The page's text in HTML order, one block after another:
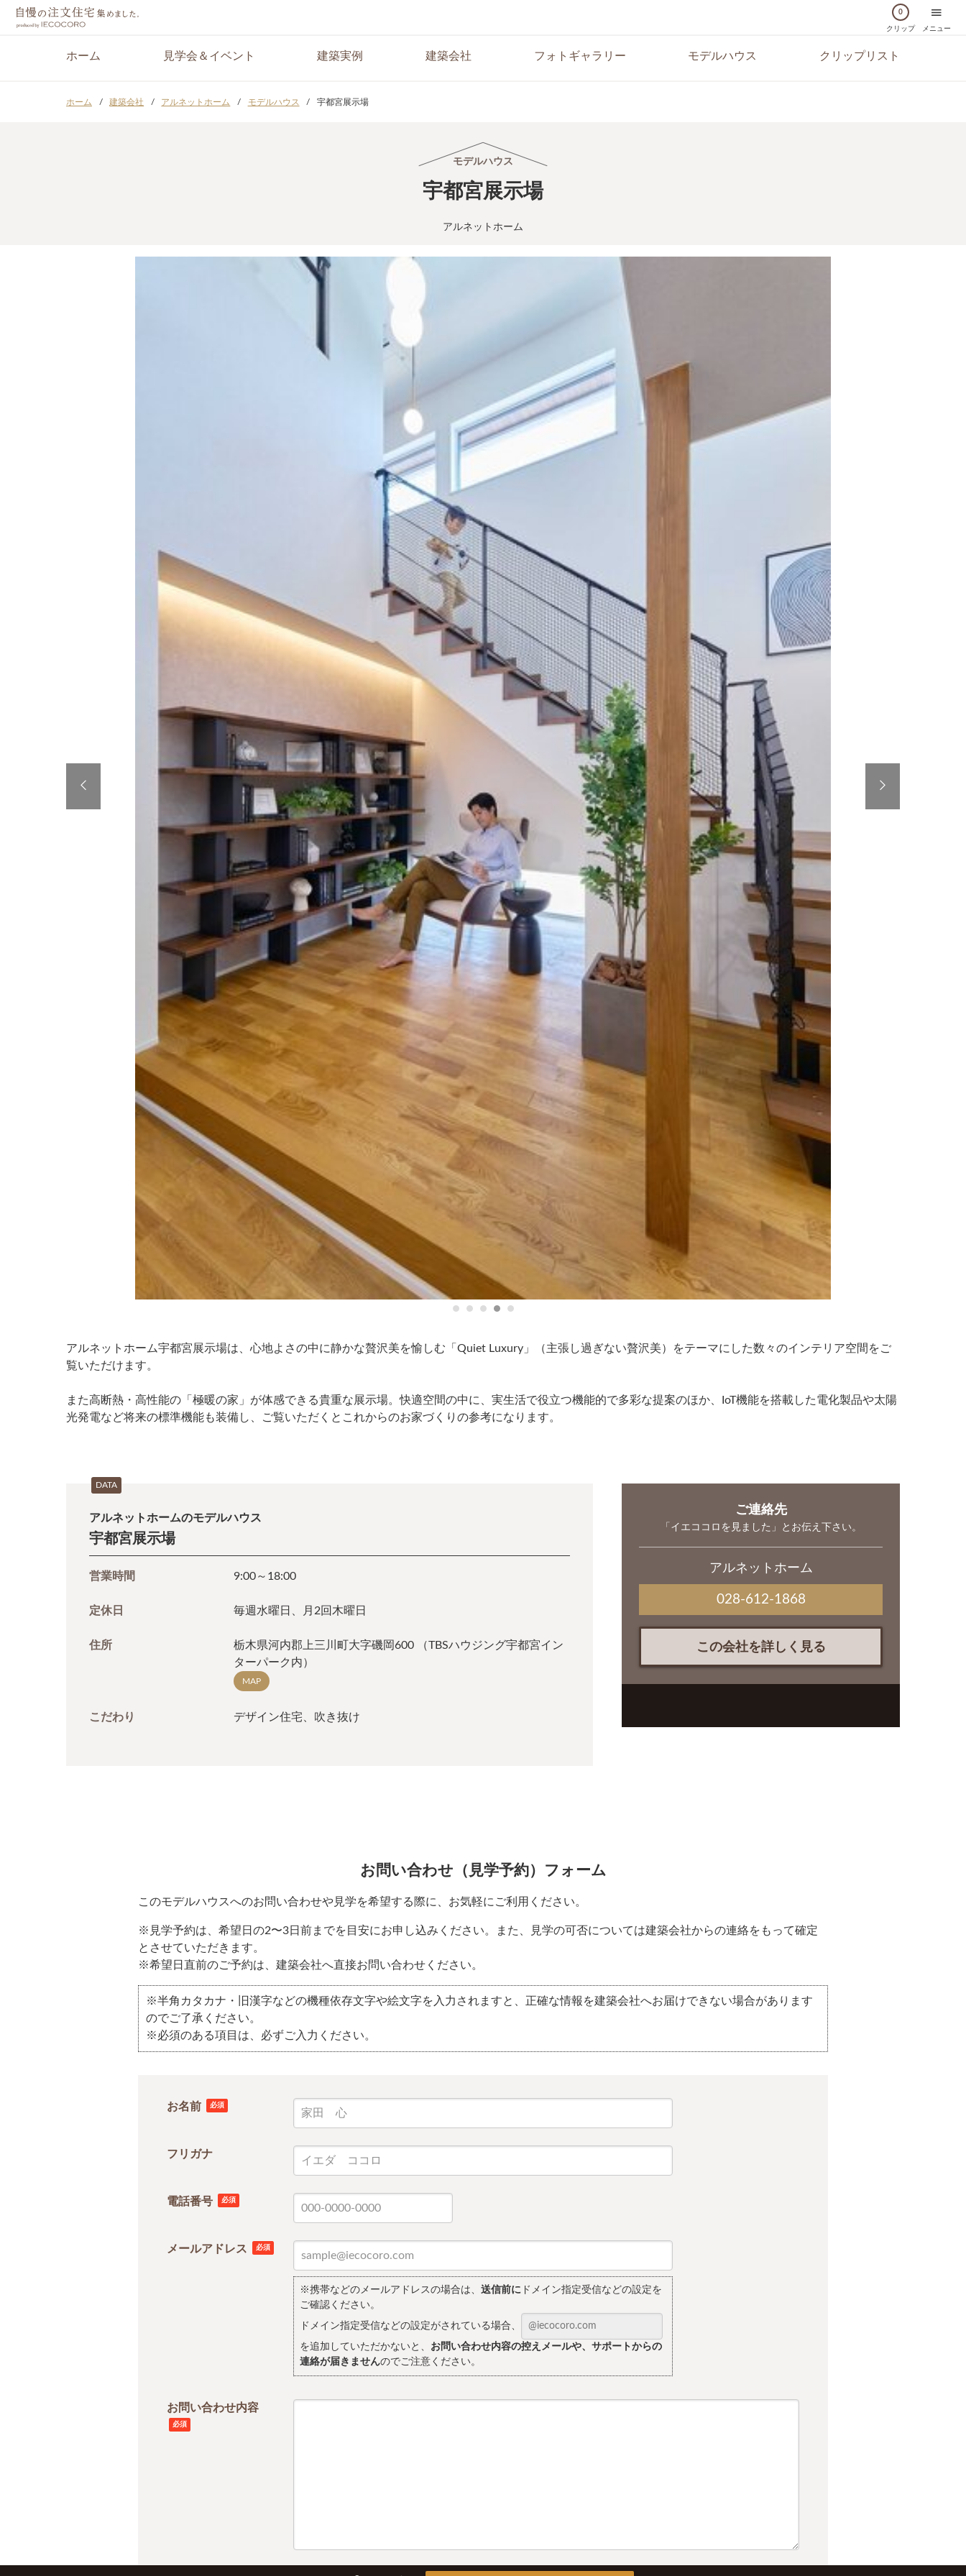
0
クリップ メニュー
ホーム 見学会＆イベント 建築実例 建築会社 フォトギャラリー モデルハウス クリップリスト
ホーム 建築会社 アルネットホーム モデルハウス 宇都宮展示場
モデルハウス
宇都宮展示場
アルネットホーム
アルネットホーム宇都宮展示場は、心地よさの中に静かな贅沢美を愉しむ「Quiet Luxury」（主張し過ぎない贅沢美）をテーマにした数々のインテリア空間をご
覧いただけます。
また高断熱・高性能の「極暖の家」が体感できる貴重な展示場。快適空間の中に、実生活で役立つ機能的で多彩な提案のほか、IoT機能を搭載した電化製品や太陽
光発電など将来の標準機能も装備し、ご覧いただくとこれからのお家づくりの参考になります。
DATA
アルネットホームのモデルハウス
宇都宮展示場
営業時間 9:00～18:00
定休日 毎週水曜日、月2回木曜日
住所
栃木県河内郡上三川町大字磯岡600 （TBSハウジング宇都宮イン
ターパーク内）
MAP
こだわり デザイン住宅、吹き抜け
ご連絡先
「イエココロを見ました」とお伝え下さい。
アルネットホーム
028-612-1868
この会社を詳しく見る
お問い合わせ（見学予約）フォーム
このモデルハウスへのお問い合わせや見学を希望する際に、お気軽にご利用ください。
※見学予約は、希望日の2〜3日前までを目安にお申し込みください。また、見学の可否については建築会社からの連絡をもって確定
とさせていただきます。
※希望日直前のご予約は、建築会社へ直接お問い合わせください。
※半角カタカナ・旧漢字などの機種依存文字や絵文字を入力されますと、正確な情報を建築会社へお届けできない場合があります
のでご了承ください。
※必須のある項目は、必ずご入力ください。
お名前 必須
フリガナ
電話番号 必須
メールアドレス 必須
※携帯などのメールアドレスの場合は、送信前に ドメイン指定受信などの設定を
ご確認ください。
ドメイン指定受信などの設定がされている場合、
を追加していただかないと、 お問い合わせ内容の控えメールや、サポートからの
連絡が届きませんのでご注意ください。
お問い合わせ内容
必須